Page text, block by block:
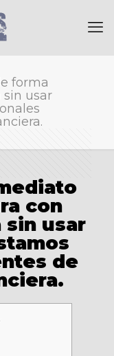
forma
sin usar
con
usar
de